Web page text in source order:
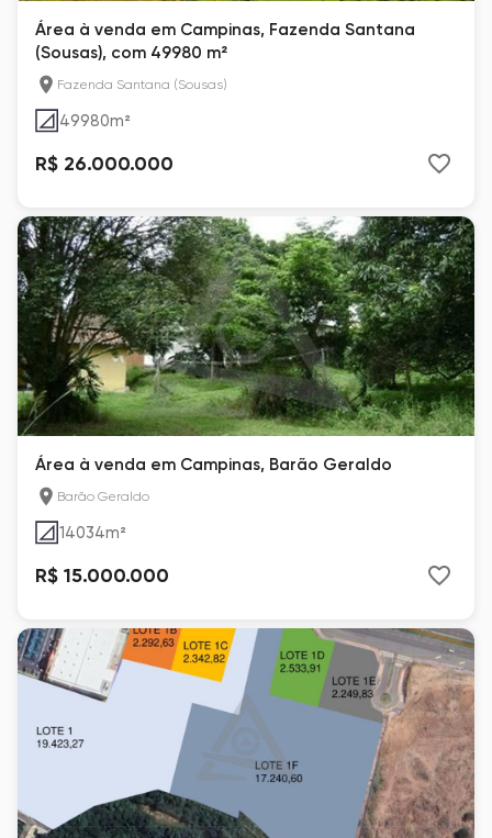
Área à venda em Campinas, Fazenda Santana
(Sousas), com 49980 m²
Fazenda Santana (Sousas)
49980m²
R$ 26.000.000
Área à venda em Campinas, Barão Geraldo
Barão Geraldo
14034m²
R$ 15.000.000